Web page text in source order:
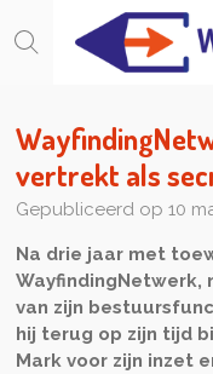
direct
hoofdinhoud
vertrekt als
Gepubliceerd op 10
Na drie jaar met
WayfindingNetwerk,
van zijn
hij terug op zijn tijd
Mark voor zijn inzet